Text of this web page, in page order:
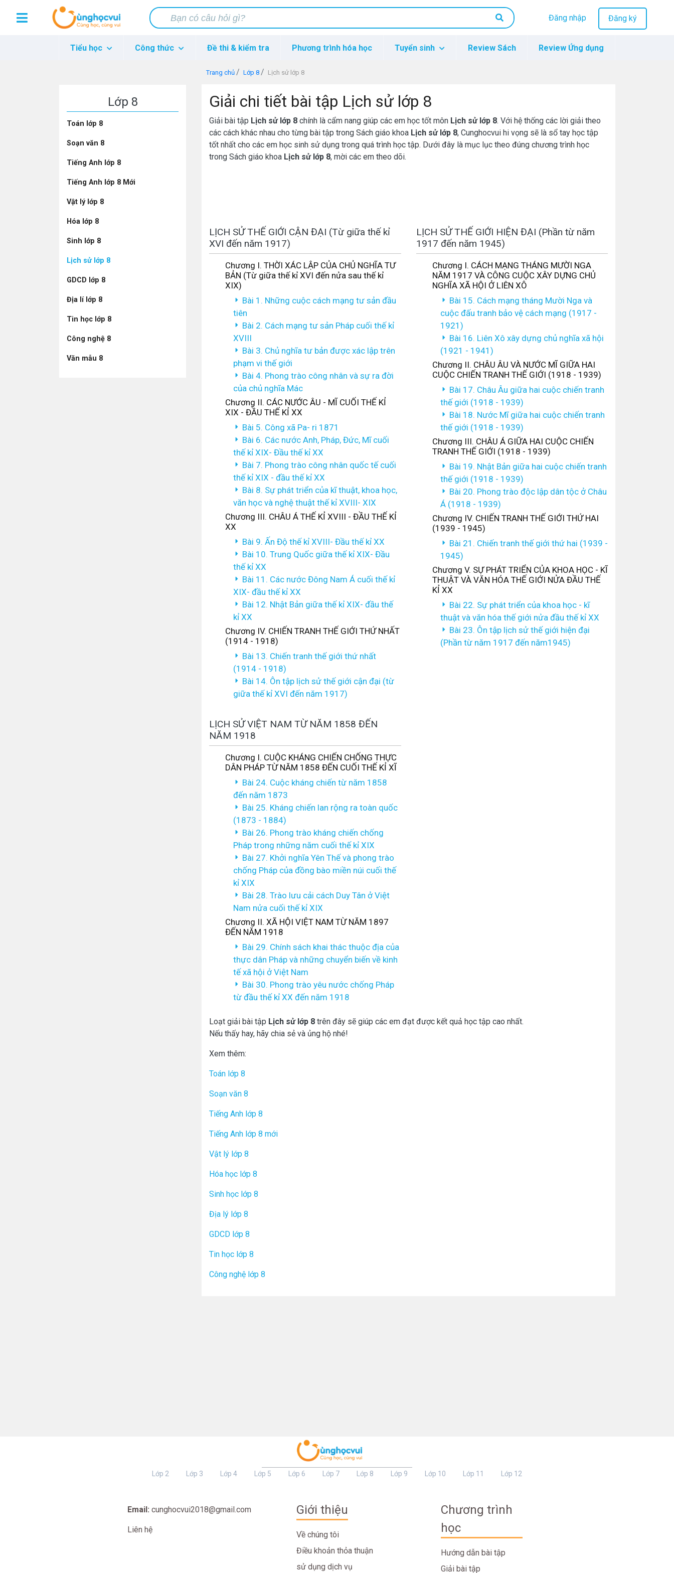
Đăng nhập Đăng ký
Tiểu học Công thức Đề thi & kiểm tra Phương trình hóa học Tuyển sinh Review Sách Review Ứng dụng
Trang chủ Lớp 8 Lịch sử lớp 8
Lớp 8
Toán lớp 8
Soạn văn 8
Tiếng Anh lớp 8
Tiếng Anh lớp 8 Mới
Vật lý lớp 8
Hóa lớp 8
Sinh lớp 8
Lịch sử lớp 8
GDCD lớp 8
Địa lí lớp 8
Tin học lớp 8
Công nghệ 8
Văn mẫu 8
Giải chi tiết bài tập Lịch sử lớp 8
Giải bài tập Lịch sử lớp 8 chính là cẩm nang giúp các em học tốt môn Lịch sử lớp 8. Với hệ thống các lời giải theo
các cách khác nhau cho từng bài tập trong Sách giáo khoa Lịch sử lớp 8, Cunghocvui hi vọng sẽ là sổ tay học tập
tốt nhất cho các em học sinh sử dụng trong quá trình học tập. Dưới đây là mục lục theo đúng chương trình học
trong Sách giáo khoa Lịch sử lớp 8, mời các em theo dõi.
LỊCH SỬ THẾ GIỚI CẬN ĐẠI (Từ giữa thế kỉ
XVI đến năm 1917)
Chương I. THỜI XÁC LẬP CỦA CHỦ NGHĨA TƯ
BẢN (Từ giữa thế kỉ XVI đến nửa sau thế kỉ
XIX)
Bài 1. Những cuộc cách mạng tư sản đầu
tiên
Bài 2. Cách mạng tư sản Pháp cuối thế kỉ
XVIII
Bài 3. Chủ nghĩa tư bản được xác lập trên
phạm vi thế giới
Bài 4. Phong trào công nhân và sự ra đời
của chủ nghĩa Mác
Chương II. CÁC NƯỚC ÂU - MĨ CUỐI THẾ KỈ
XIX - ĐẦU THẾ KỈ XX
Bài 5. Công xã Pa- ri 1871
Bài 6. Các nước Anh, Pháp, Đức, Mĩ cuối
thế kỉ XIX- Đầu thế kỉ XX
Bài 7. Phong trào công nhân quốc tế cuối
thế kỉ XIX - đầu thế kỉ XX
Bài 8. Sự phát triển của kĩ thuật, khoa học,
văn học và nghệ thuật thế kỉ XVIII- XIX
Chương III. CHÂU Á THẾ KỈ XVIII - ĐẦU THẾ KỈ
XX
Bài 9. Ấn Độ thế kỉ XVIII- Đầu thế kỉ XX
Bài 10. Trung Quốc giữa thế kỉ XIX- Đầu
thế kỉ XX
Bài 11. Các nước Đông Nam Á cuối thế kỉ
XIX- đầu thế kỉ XX
Bài 12. Nhật Bản giữa thế kỉ XIX- đầu thế
kỉ XX
Chương IV. CHIẾN TRANH THẾ GIỚI THỨ NHẤT
(1914 - 1918)
Bài 13. Chiến tranh thế giới thứ nhất
(1914 - 1918)
Bài 14. Ôn tập lịch sử thế giới cận đại (từ
giữa thế kỉ XVI đến năm 1917)
LỊCH SỬ THẾ GIỚI HIỆN ĐẠI (Phần từ năm
1917 đến năm 1945)
Chương I. CÁCH MẠNG THÁNG MƯỜI NGA
NĂM 1917 VÀ CÔNG CUỘC XÂY DỰNG CHỦ
NGHĨA XÃ HỘI Ở LIÊN XÔ
Bài 15. Cách mạng tháng Mười Nga và
cuộc đấu tranh bảo vệ cách mạng (1917 -
1921)
Bài 16. Liên Xô xây dựng chủ nghĩa xã hội
(1921 - 1941)
Chương II. CHÂU ÂU VÀ NƯỚC MĨ GIỮA HAI
CUỘC CHIẾN TRANH THẾ GIỚI (1918 - 1939)
Bài 17. Châu Âu giữa hai cuộc chiến tranh
thế giới (1918 - 1939)
Bài 18. Nước Mĩ giữa hai cuộc chiến tranh
thế giới (1918 - 1939)
Chương III. CHÂU Á GIỮA HAI CUỘC CHIẾN
TRANH THẾ GIỚI (1918 - 1939)
Bài 19. Nhật Bản giữa hai cuộc chiến tranh
thế giới (1918 - 1939)
Bài 20. Phong trào độc lập dân tộc ở Châu
Á (1918 - 1939)
Chương IV. CHIẾN TRANH THẾ GIỚI THỨ HAI
(1939 - 1945)
Bài 21. Chiến tranh thế giới thứ hai (1939 -
1945)
Chương V. SỰ PHÁT TRIỂN CỦA KHOA HỌC - KĨ
THUẬT VÀ VĂN HÓA THẾ GIỚI NỬA ĐẦU THẾ
KỈ XX
Bài 22. Sự phát triển của khoa học - kĩ
thuật và văn hóa thế giới nửa đầu thế kỉ XX
Bài 23. Ôn tập lịch sử thế giới hiện đại
(Phần từ năm 1917 đến năm1945)
LỊCH SỬ VIỆT NAM TỪ NĂM 1858 ĐẾN
NĂM 1918
Chương I. CUỘC KHÁNG CHIẾN CHỐNG THỰC
DÂN PHÁP TỪ NĂM 1858 ĐẾN CUỐI THẾ KỈ XĨ
Bài 24. Cuộc kháng chiến từ năm 1858
đến năm 1873
Bài 25. Kháng chiến lan rộng ra toàn quốc
(1873 - 1884)
Bài 26. Phong trào kháng chiến chống
Pháp trong những năm cuối thế kỉ XIX
Bài 27. Khởi nghĩa Yên Thế và phong trào
chống Pháp của đồng bào miền núi cuối thế
kỉ XIX
Bài 28. Trào lưu cải cách Duy Tân ở Việt
Nam nửa cuối thế kỉ XIX
Chương II. XÃ HỘI VIỆT NAM TỪ NĂM 1897
ĐẾN NĂM 1918
Bài 29. Chính sách khai thác thuộc địa của
thực dân Pháp và những chuyển biến về kinh
tế xã hội ở Việt Nam
Bài 30. Phong trào yêu nước chống Pháp
từ đầu thế kỉ XX đến năm 1918
Loạt giải bài tập Lịch sử lớp 8 trên đây sẽ giúp các em đạt được kết quả học tập cao nhất.
Nếu thấy hay, hãy chia sẻ và ủng hộ nhé!
Xem thêm:
Toán lớp 8
Soạn văn 8
Tiếng Anh lớp 8
Tiếng Anh lớp 8 mới
Vật lý lớp 8
Hóa học lớp 8
Sinh học lớp 8
Địa lý lớp 8
GDCD lớp 8
Tin học lớp 8
Công nghệ lớp 8
Lớp 2 Lớp 3 Lớp 4 Lớp 5 Lớp 6 Lớp 7 Lớp 8 Lớp 9 Lớp 10 Lớp 11 Lớp 12
Email: cunghocvui2018@gmail.com
Liên hệ
Giới thiệu
Về chúng tôi
Điều khoản thỏa thuận
sử dụng dịch vụ
Chương trình
học
Hướng dẫn bài tập
Giải bài tập